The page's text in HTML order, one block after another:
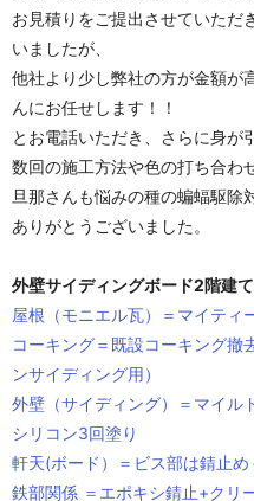
お見積りをご提出させていただ
いましたが、
他社より少し弊社の方が金額が
んにお任せします！！
とお電話いただき、さらに身が
数回の施工方法や色の打ち合わ
旦那さんも悩みの種の蝙蝠駆除
ありがとうございました。
外壁サイディングボード2階建て
屋根（モニエル瓦）＝マイティ
コーキング＝既設コーキング撤
ンサイディング用）
外壁（サイディング）＝マイル
シリコン3回塗り
軒天(ボード）＝ビス部は錆止
鉄部関係 ＝エポキシ錆止+クリ